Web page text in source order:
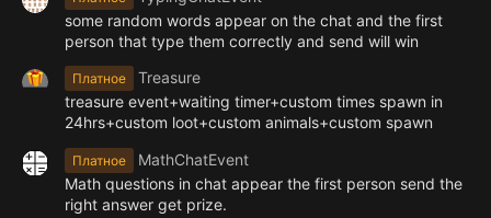
д
some random words appear on the chat and the first
person that type them correctly and send will win
Платное
Treasure
treasure event+waiting timer+custom times spawn in
24hrs+custom loot+custom animals+custom spawn
Платное
MathChatEvent
Math questions in chat appear the first person send the
right answer get prize.